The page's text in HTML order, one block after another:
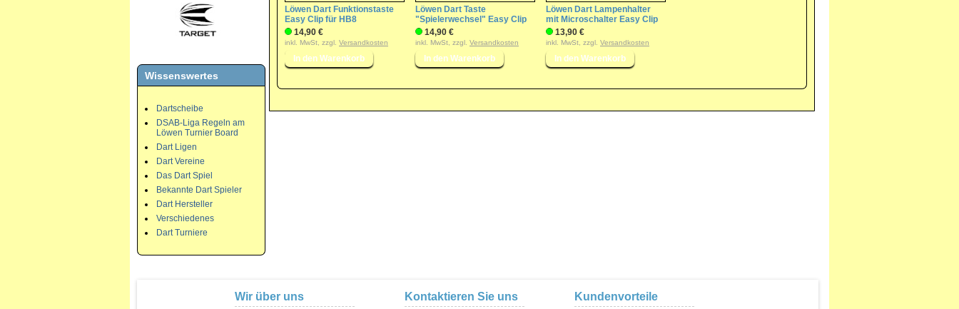
Wissenswertes
Dartscheibe
DSAB-Liga Regeln am
Löwen Turnier Board
Dart Ligen
Dart Vereine
Das Dart Spiel
Bekannte Dart Spieler
Dart Hersteller
Verschiedenes
Dart Turniere
Löwen Dart Funktionstaste
Easy Clip für HB8
14,90 €
inkl. MwSt, zzgl. Versandkosten
Löwen Dart Taste
"Spielerwechsel" Easy Clip
14,90 €
inkl. MwSt, zzgl. Versandkosten
Löwen Dart Lampenhalter
mit Microschalter Easy Clip
13,90 €
inkl. MwSt, zzgl. Versandkosten
Wir über uns Kontaktieren Sie uns Kundenvorteile